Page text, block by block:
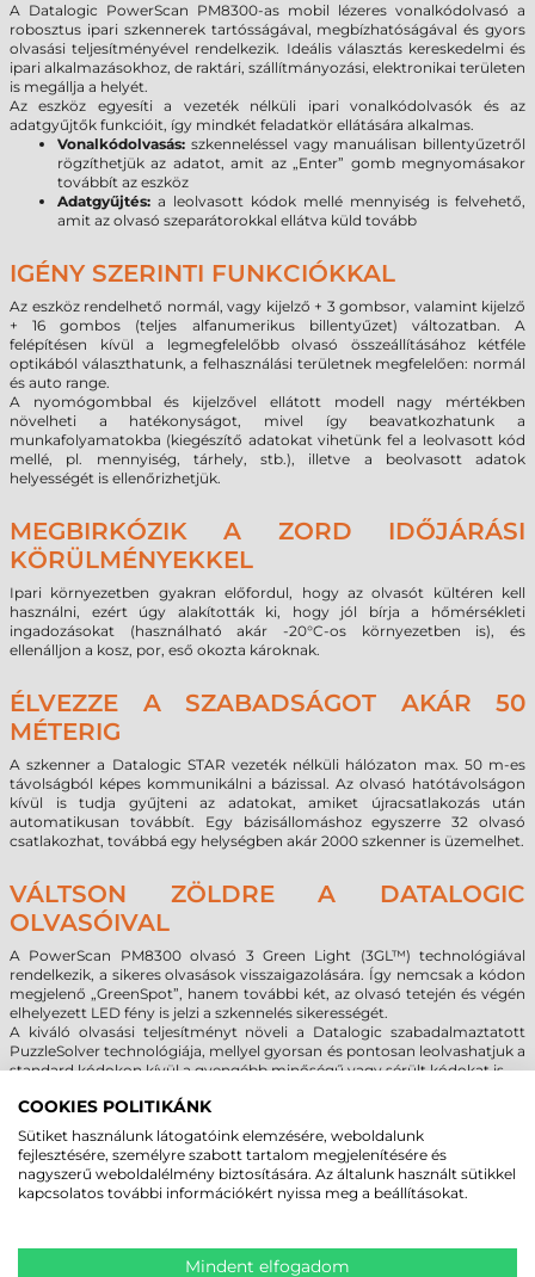
A Datalogic PowerScan PM8300-as mobil lézeres vonalkódolvasó a
robosztus ipari szkennerek tartósságával, megbízhatóságával és gyors
olvasási teljesítményével rendelkezik. Ideális választás kereskedelmi és
ipari alkalmazásokhoz, de raktári, szállítmányozási, elektronikai területen
is megállja a helyét.
Az eszköz egyesíti a vezeték nélküli ipari vonalkódolvasók és az
adatgyűjtők funkcióit, így mindkét feladatkör ellátására alkalmas.
Vonalkódolvasás: szkenneléssel vagy manuálisan billentyűzetről
rögzíthetjük az adatot, amit az „Enter” gomb megnyomásakor
továbbít az eszköz
Adatgyűjtés: a leolvasott kódok mellé mennyiség is felvehető,
amit az olvasó szeparátorokkal ellátva küld tovább
IGÉNY SZERINTI FUNKCIÓKKAL
Az eszköz rendelhető normál, vagy kijelző + 3 gombsor, valamint kijelző
+ 16 gombos (teljes alfanumerikus billentyűzet) változatban. A
felépítésen kívül a legmegfelelőbb olvasó összeállításához kétféle
optikából választhatunk, a felhasználási területnek megfelelően: normál
és auto range.
A nyomógombbal és kijelzővel ellátott modell nagy mértékben
növelheti a hatékonyságot, mivel így beavatkozhatunk a
munkafolyamatokba (kiegészítő adatokat vihetünk fel a leolvasott kód
mellé, pl. mennyiség, tárhely, stb.), illetve a beolvasott adatok
helyességét is ellenőrizhetjük.
MEGBIRKÓZIK A ZORD IDŐJÁRÁSI
KÖRÜLMÉNYEKKEL
Ipari környezetben gyakran előfordul, hogy az olvasót kültéren kell
használni, ezért úgy alakították ki, hogy jól bírja a hőmérsékleti
ingadozásokat (használható akár -20°C-os környezetben is), és
ellenálljon a kosz, por, eső okozta károknak.
ÉLVEZZE A SZABADSÁGOT AKÁR 50
MÉTERIG
A szkenner a Datalogic STAR vezeték nélküli hálózaton max. 50 m-es
távolságból képes kommunikálni a bázissal. Az olvasó hatótávolságon
kívül is tudja gyűjteni az adatokat, amiket újracsatlakozás után
automatikusan továbbít. Egy bázisállomáshoz egyszerre 32 olvasó
csatlakozhat, továbbá egy helységben akár 2000 szkenner is üzemelhet.
VÁLTSON ZÖLDRE A DATALOGIC
OLVASÓIVAL
A PowerScan PM8300 olvasó 3 Green Light (3GL™) technológiával
rendelkezik, a sikeres olvasások visszaigazolására. Így nemcsak a kódon
megjelenő „GreenSpot”, hanem további két, az olvasó tetején és végén
elhelyezett LED fény is jelzi a szkennelés sikerességét.
A kiváló olvasási teljesítményt növeli a Datalogic szabadalmaztatott
PuzzleSolver technológiája, mellyel gyorsan és pontosan leolvashatjuk a
standard kódokon kívül a gyengébb minőségű vagy sérült kódokat is.
Az olvasó konfigurálása a Datalogic Aladdin program segítségével
végezhetjük, mely ingyenesen elérhető a Datalogic honlapján. A
PowerScan PM8300 vonalkódolvasó 3 év garanciával rendelkezik.
VÁSÁRLÓINK VÉLEMÉNYÉT
COOKIES POLITIKÁNK
Sütiket használunk látogatóink elemzésére, weboldalunk
fejlesztésére, személyre szabott tartalom megjelenítésére és
nagyszerű weboldalélmény biztosítására. Az általunk használt sütikkel
kapcsolatos további információkért nyissa meg a beállításokat.
Mindent elfogadom